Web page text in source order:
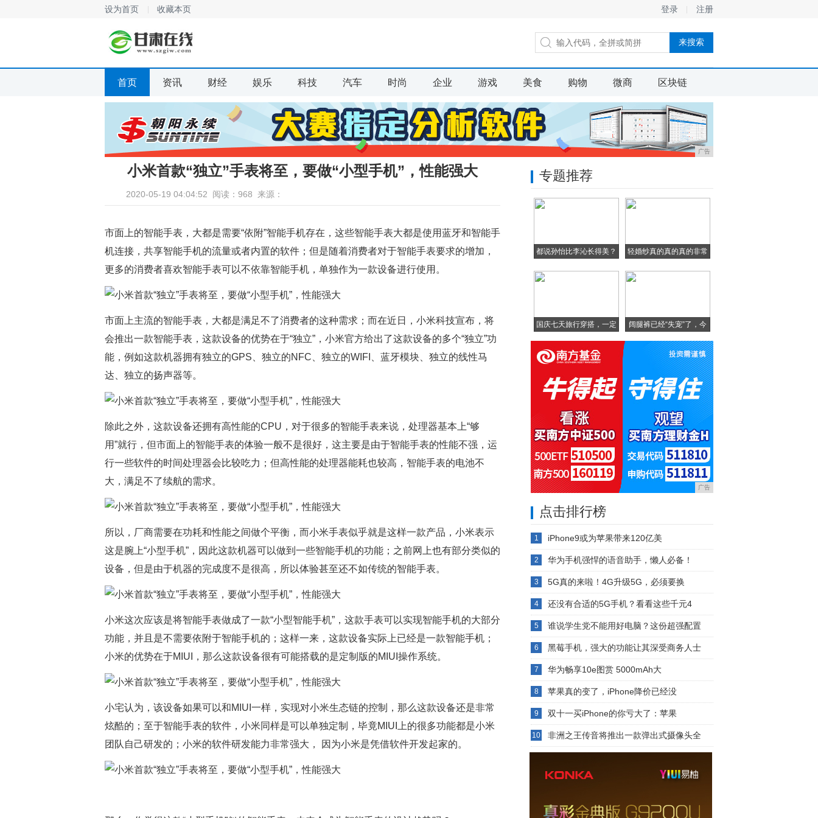
设为首页 收藏本页 登录 注册
首页 资讯 财经 娱乐 科技 汽车 时尚 企业 游戏 美食 购物 微商 区块链
广告
小米首款“独立”手表将至，要做“小型手机”，性能强大
2020-05-19 04:04:52 阅读：968 来源：
市面上的智能手表，大都是需要“依附”智能手机存在，这些智能手表大都是使用蓝牙和智能手
机连接，共享智能手机的流量或者内置的软件；但是随着消费者对于智能手表要求的增加，
更多的消费者喜欢智能手表可以不依靠智能手机，单独作为一款设备进行使用。
市面上主流的智能手表，大都是满足不了消费者的这种需求；而在近日，小米科技宣布，将
会推出一款智能手表，这款设备的优势在于“独立”，小米官方给出了这款设备的多个“独立”功
能，例如这款机器拥有独立的GPS、独立的NFC、独立的WIFI、蓝牙模块、独立的线性马
达、独立的扬声器等。
除此之外，这款设备还拥有高性能的CPU，对于很多的智能手表来说，处理器基本上“够
用”就行，但市面上的智能手表的体验一般不是很好，这主要是由于智能手表的性能不强，运
行一些软件的时间处理器会比较吃力；但高性能的处理器能耗也较高，智能手表的电池不
大，满足不了续航的需求。
所以，厂商需要在功耗和性能之间做个平衡，而小米手表似乎就是这样一款产品，小米表示
这是腕上“小型手机”，因此这款机器可以做到一些智能手机的功能；之前网上也有部分类似的
设备，但是由于机器的完成度不是很高，所以体验甚至还不如传统的智能手表。
小米这次应该是将智能手表做成了一款“小型智能手机”，这款手表可以实现智能手机的大部分
功能，并且是不需要依附于智能手机的；这样一来，这款设备实际上已经是一款智能手机；
小米的优势在于MIUI，那么这款设备很有可能搭载的是定制版的MIUI操作系统。
小宅认为，该设备如果可以和MIUI一样，实现对小米生态链的控制，那么这款设备还是非常
炫酷的；至于智能手表的软件，小米同样是可以单独定制，毕竟MIUI上的很多功能都是小米
团队自己研发的；小米的软件研发能力非常强大， 因为小米是凭借软件开发起家的。
专题推荐
都说孙怡比李沁长得美？
轻婚纱真的真的真的非常
国庆七天旅行穿搭，一定
要
阔腿裤已经“失宠”了，今
广告
点击排行榜
1 iPhone9或为苹果带来120亿美
2 华为手机强悍的语音助手，懒人必备！
3 5G真的来啦！4G升级5G，必须要换
4 还没有合适的5G手机？看看这些千元4
5 谁说学生党不能用好电脑？这份超强配置
6 黑莓手机，强大的功能让其深受商务人士
7 华为畅享10e图赏 5000mAh大
8 苹果真的变了，iPhone降价已经没
9 双十一买iPhone的你亏大了：苹果
10 非洲之王传音将推出一款弹出式摄像头全